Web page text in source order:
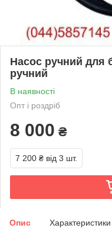
Насос ручний для
ручний
В наявності
Опт і роздріб
8 000 ₴
7 200 ₴ від 3 шт.
Опис Характеристики